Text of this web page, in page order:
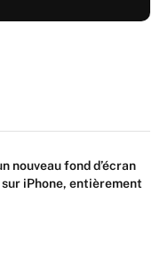
nouveau fond d’écran
iPhone, entièrement